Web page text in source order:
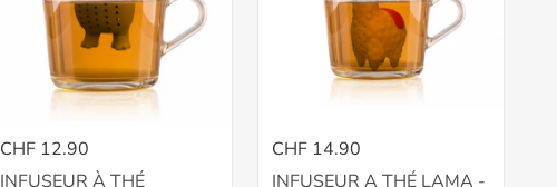
CHF 12.90
INFUSEUR À THÉ
CHF 14.90
INFUSEUR A THÉ LAMA -